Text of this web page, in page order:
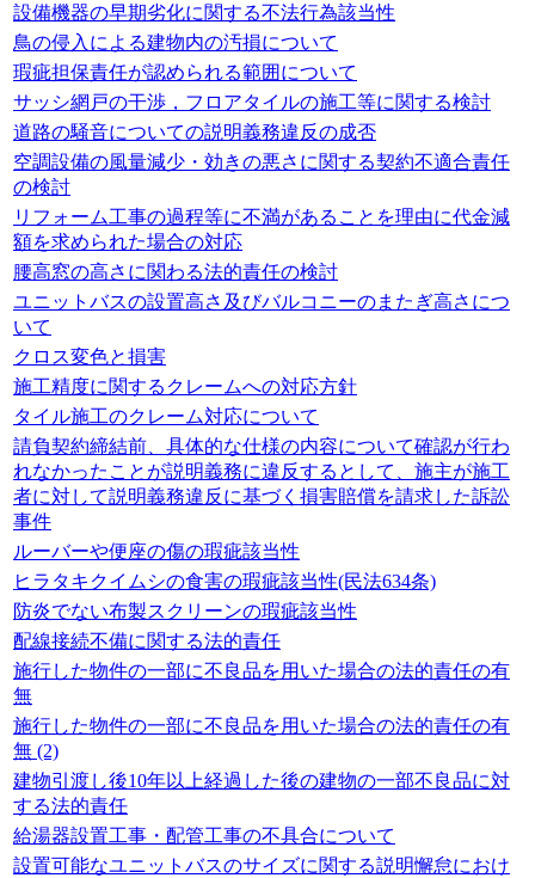
設備機器の早期劣化に関する不法行為該当性
鳥の侵入による建物内の汚損について
瑕疵担保責任が認められる範囲について
サッシ網戸の干渉，フロアタイルの施工等に関する検討
道路の騒音についての説明義務違反の成否
空調設備の風量減少・効きの悪さに関する契約不適合責任
の検討
リフォーム工事の過程等に不満があることを理由に代金減
額を求められた場合の対応
腰高窓の高さに関わる法的責任の検討
ユニットバスの設置高さ及びバルコニーのまたぎ高さにつ
いて
クロス変色と損害
施工精度に関するクレームへの対応方針
タイル施工のクレーム対応について
請負契約締結前、具体的な仕様の内容について確認が行わ
れなかったことが説明義務に違反するとして、施主が施工
者に対して説明義務違反に基づく損害賠償を請求した訴訟
事件
ルーバーや便座の傷の瑕疵該当性
ヒラタキクイムシの食害の瑕疵該当性(民法634条)
防炎でない布製スクリーンの瑕疵該当性
配線接続不備に関する法的責任
施行した物件の一部に不良品を用いた場合の法的責任の有
無
施行した物件の一部に不良品を用いた場合の法的責任の有
無 (2)
建物引渡し後10年以上経過した後の建物の一部不良品に対
する法的責任
給湯器設置工事・配管工事の不具合について
設置可能なユニットバスのサイズに関する説明懈怠におけ